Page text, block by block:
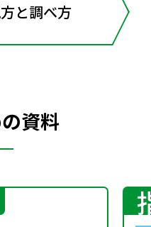
と調べ方
資料